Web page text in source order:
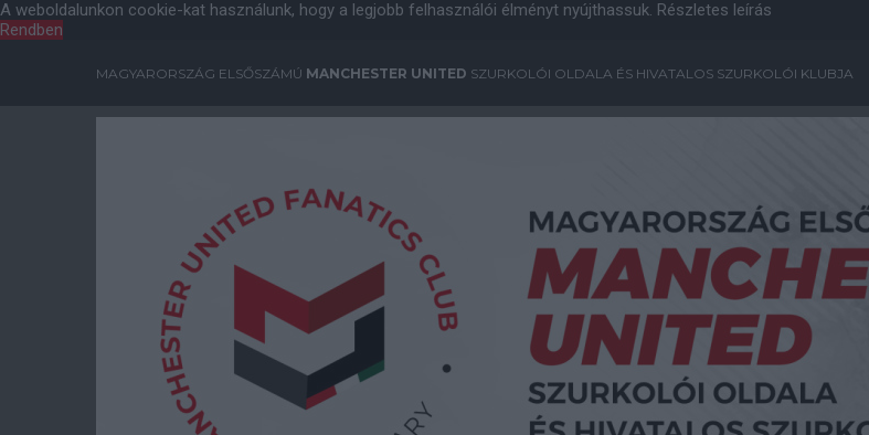
A weboldalunkon cookie-kat használunk, hogy a legjobb felhasználói élményt nyújthassuk. Részletes leírás
Rendben
MAGYARORSZÁG ELSŐSZÁMÚ MANCHESTER UNITED SZURKOLÓI OLDALA ÉS HIVATALOS SZURKOLÓI KLUBJA